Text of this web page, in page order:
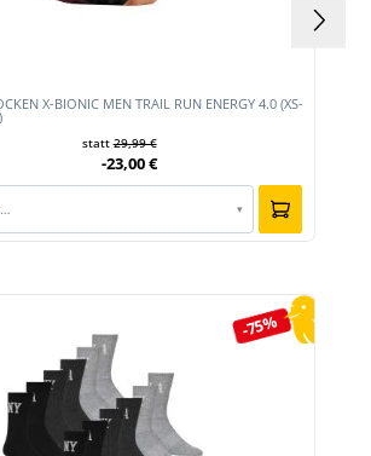
X-BIONIC MEN TRAIL RUN ENERGY 4.0 (XS-
statt29,99 €
-23,00 €
▾
-75%